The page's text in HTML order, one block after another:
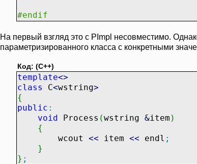
#endif
На первый взгляд это с PImpl несовместимо.
параметризированного класса с конкретными
Код: (C++)
template<>
class
C<wstring>
{
public :
void Process (wstring &item )
{
wcout << item << endl ;
}
} ;